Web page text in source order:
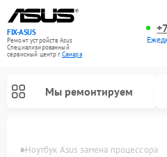
FIX-ASUS
Ремонт устройств Asus
Специализированный
cервисный центр г.Самара
Мы ремонтируем
Ноутбук Asus замена процессора